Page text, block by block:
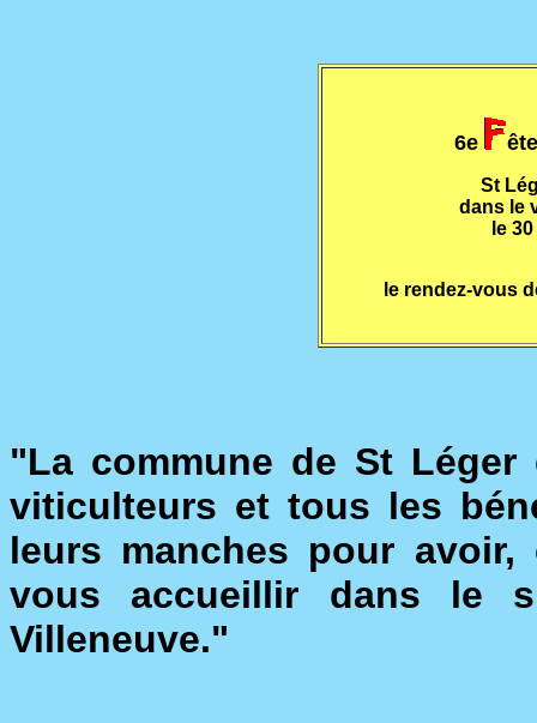
6e
St
dans le
le
le rendez-vous
"La commune de St
viticulteurs et tous les
leurs manches pour
vous accueillir dans le
Villeneuve."